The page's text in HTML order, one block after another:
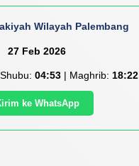
Wilayah Palembang
27 Feb 2026
04:53 | Maghrib: 18:22
ke WhatsApp